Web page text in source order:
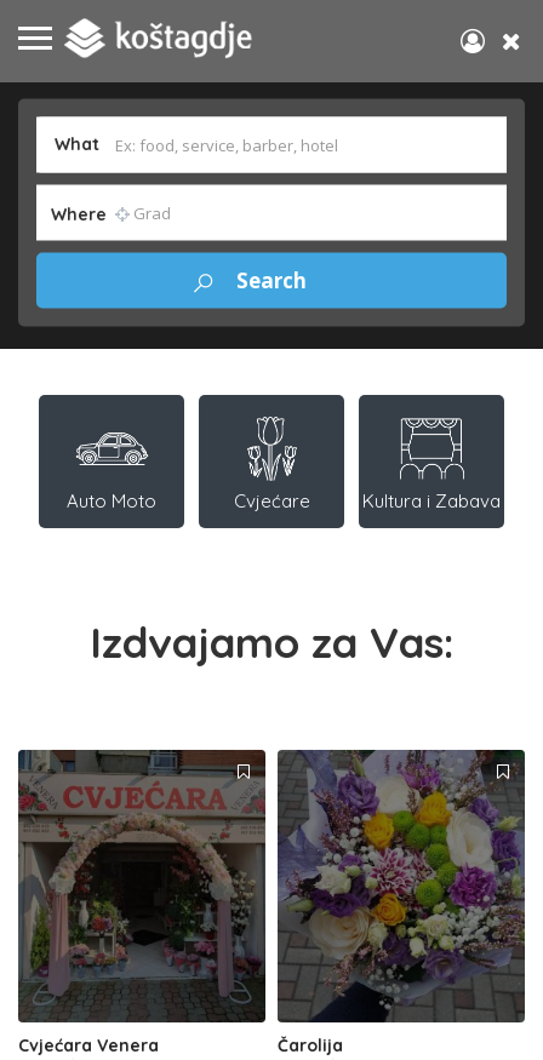
What
Where
Auto Moto Cvjećare Kultura i Zabava
Izdvajamo za Vas:
Cvjećara Venera Čarolija